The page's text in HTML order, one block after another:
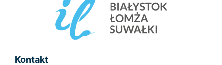
Kontakt